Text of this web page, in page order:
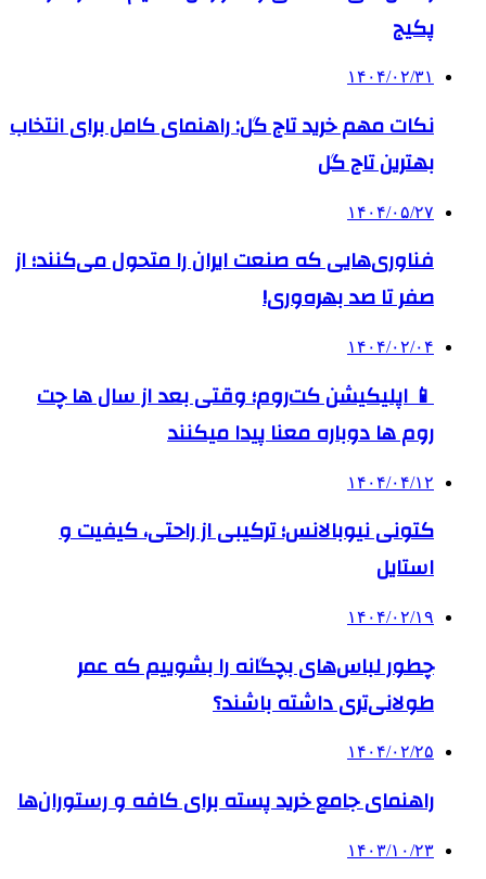
پکیج
۱۴۰۴/۰۲/۳۱
نکات مهم خرید تاج گل: راهنمای کامل برای انتخاب
بهترین تاج گل
۱۴۰۴/۰۵/۲۷
فناوری‌هایی که صنعت ایران را متحول می‌کنند؛ از
صفر تا صد بهره‌وری!
۱۴۰۴/۰۲/۰۴
📱 اپلیکیشن کت‌روم؛ وقتی بعد از سال ها چت
روم ها دوباره معنا پیدا میکنند
۱۴۰۴/۰۴/۱۲
کتونی نیوبالانس؛ ترکیبی از راحتی، کیفیت و
استایل
۱۴۰۴/۰۲/۱۹
چطور لباس‌های بچگانه را بشوییم که عمر
طولانی‌تری داشته باشند؟
۱۴۰۴/۰۲/۲۵
راهنمای جامع خرید پسته برای کافه و رستوران‌ها
۱۴۰۳/۱۰/۲۳